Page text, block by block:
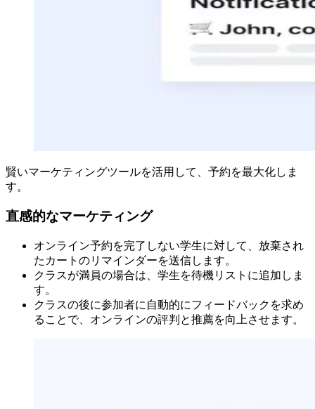
賢いマーケティングツールを活用して、予約を最大化しま
す。
直感的なマーケティング
オンライン予約を完了しない学生に対して、放棄され
たカートのリマインダーを送信します。
クラスが満員の場合は、学生を待機リストに追加しま
す。
クラスの後に参加者に自動的にフィードバックを求め
ることで、オンラインの評判と推薦を向上させます。